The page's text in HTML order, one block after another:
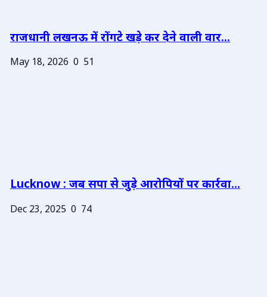
राजधानी लखनऊ में रोंगटे खड़े कर देने वाली वार...
May 18, 2026 0 51
Lucknow : जब सपा से जुड़े आरोपियों पर कार्रवा...
Dec 23, 2025 0 74